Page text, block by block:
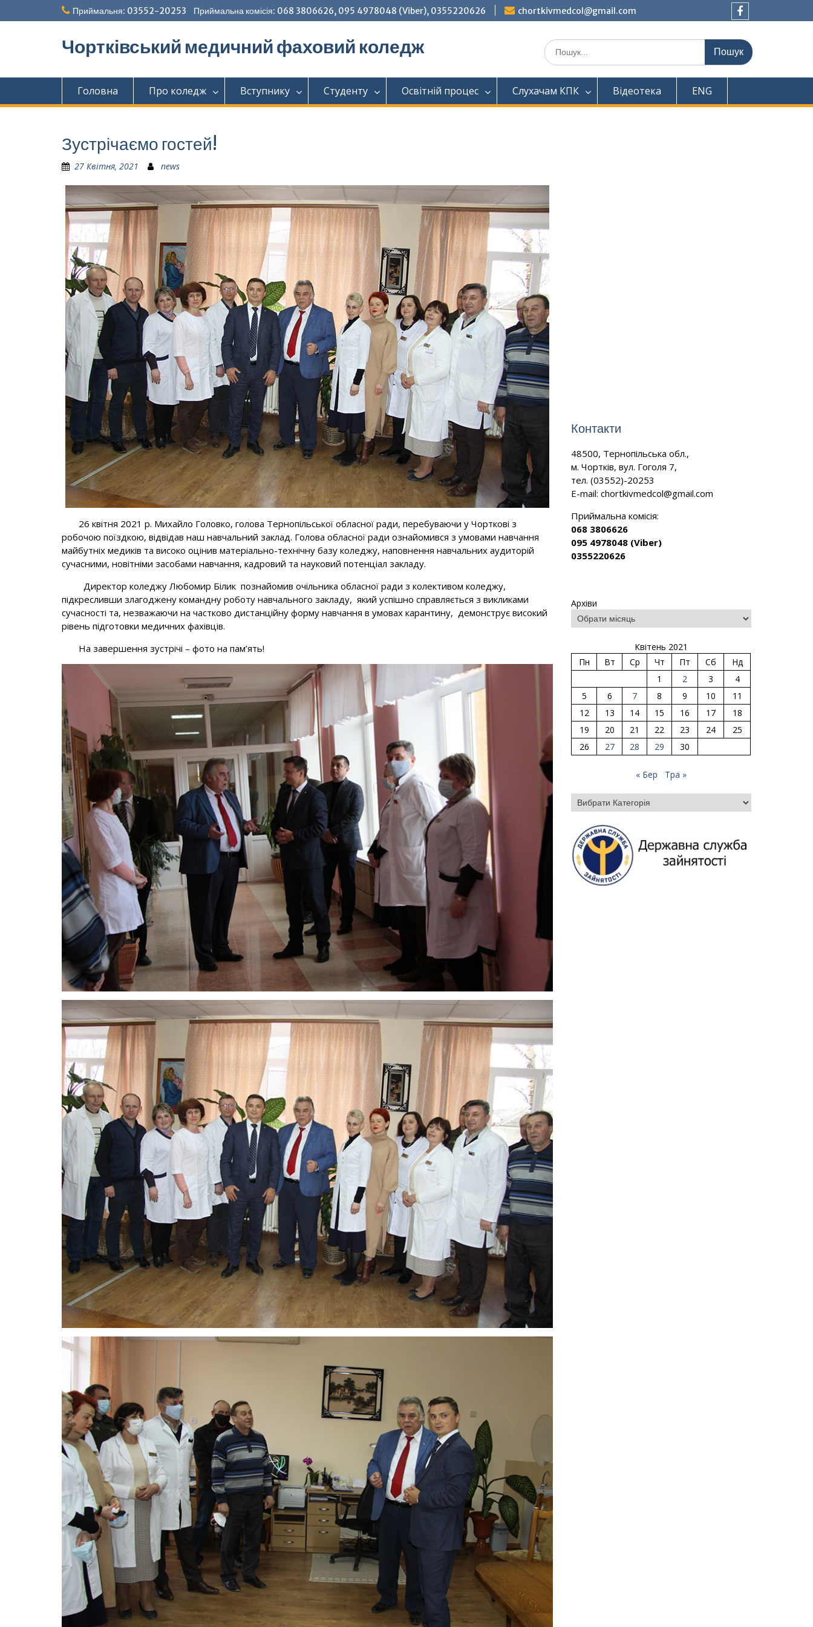
до
Приймальня: 03552-20253 Приймальна комісія: 068 3806626, 095 4978048 (Viber), 0355220626
chortkivmedcol@gmail.com
Чортківський медичний фаховий коледж Шукати:
Головна Про коледж Вступнику Студенту Освітній процес Слухачам КПК Відеотека ENG
Зустрічаємо гостей!
27 Квітня, 2021 news
26 квітня 2021 р. Михайло Головко, голова Тернопільської обласної ради, перебуваючи у Чорткові з
робочою поїздкою, відвідав наш навчальний заклад. Голова обласної ради ознайомився з умовами навчання
майбутніх медиків та високо оцінив матеріально-технічну базу коледжу, наповнення навчальних аудиторій
сучасними, новітніми засобами навчання, кадровий та науковий потенціал закладу.
Директор коледжу Любомир Білик познайомив очільника обласної ради з колективом коледжу,
підкресливши злагоджену командну роботу навчального закладу, який успішно справляється з викликами
сучасності та, незважаючи на частково дистанційну форму навчання в умовах карантину, демонструє високий
рівень підготовки медичних фахівців.
На завершення зустрічі – фото на пам’ять!
Контакти
48500, Тернопільська обл.,
м. Чортків, вул. Гоголя 7,
тел. (03552)-20253
E-mail:chortkivmedcol@gmail.com
Приймальна комісія:
068 3806626
095 4978048 (Viber)
0355220626
Архіви
Квітень 2021
Пн
Вт Ср Чт Пт Сб
Нд
1
2 3
4
5
6 7 8 9 10
11
12
13 14 15 16 17
18
19
20 21 22 23 24
25
26
27 28 29 30
« Бер Тра »
Категорії